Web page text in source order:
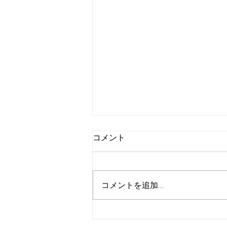
マツパと美容医療
コメント
コメントを追加…